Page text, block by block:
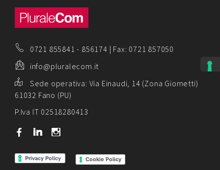
0721 855841 - 856174 | Fax: 0721 857050
info@pluralecom.it
Sede operativa: Via Einaudi, 14 (Zona Giometti)
61032 Fano (PU)
P.Iva IT 02518280413
b j x
Cookie Policy